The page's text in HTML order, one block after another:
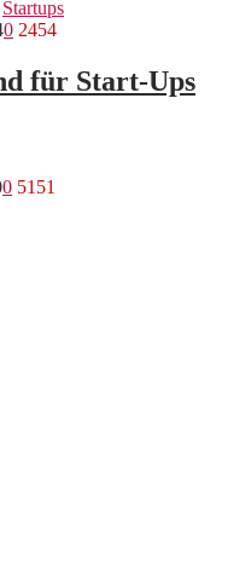
Startups
0 2454
für Start-Ups
0 5151